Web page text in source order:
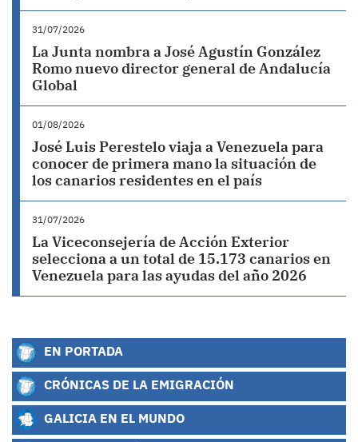
31/07/2026
La Junta nombra a José Agustín González
Romo nuevo director general de Andalucía
Global
01/08/2026
José Luis Perestelo viaja a Venezuela para
conocer de primera mano la situación de
los canarios residentes en el país
31/07/2026
La Viceconsejería de Acción Exterior
selecciona a un total de 15.173 canarios en
Venezuela para las ayudas del año 2026
EN PORTADA
CRÓNICAS DE LA EMIGRACIÓN
GALICIA EN EL MUNDO